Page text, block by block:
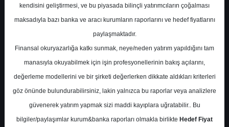
Şeker Yatırım Petkim için hedef fiyatını
28,30 TL, tavsiyesini 'AL' olarak korudu
Pazartesi, 02 Eylül 2024 00:00
S.No Dosya Adı İndir
1
seker-yatirim-petkm-
hedef-fiyat-4932
Dosyayı İndir
kendisini geliştirmesi, ve bu piyasada bilinçli yatırımcıların çoğalması
maksadıyla bazı banka ve aracı kurumların raporlarını ve hedef fiyatlarını
paylaşmaktadır.
Finansal okuryazarlığa katkı sunmak, neye/neden yatırım yapıldığını tam
manasıyla okuyabilmek için işin profesyonellerinin bakış açılarını,
değerleme modellerini ve bir şirketi değerlerken dikkate aldıkları kriterleri
göz önünde bulundurabilirsiniz, lakin yalnızca bu raporlar veya analizlere
güvenerek yatırım yapmak sizi maddi kayıplara uğratabilir.. Bu
bilgiler/paylaşımlar kurum&banka raporları olmakla birlikte Hedef Fiyat